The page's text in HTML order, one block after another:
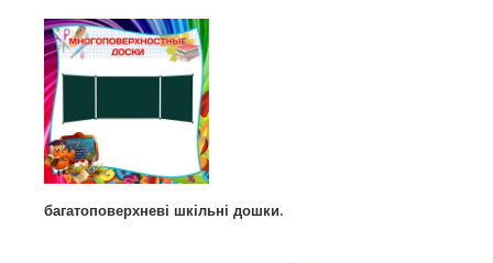
багатоповерхневі шкільні дошки.